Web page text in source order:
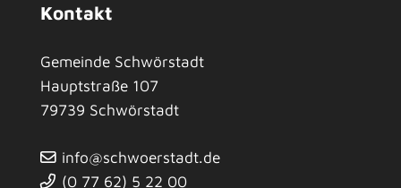
Kontakt
Gemeinde Schwörstadt
Hauptstraße 107
79739 Schwörstadt
info@schwoerstadt.de
(0 77 62) 5 22 00